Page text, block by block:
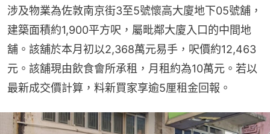
涉及物業為佐敦南京街3至5號懷高大廈地下05號舖，
建築面積約1,900平方呎，屬毗鄰大廈入口的中間地
舖。該舖於本月初以2,368萬元易手，呎價約12,463
元。該舖現由飲食會所承租，月租約為10萬元。若以
最新成交價計算，料新買家享逾5厘租金回報。